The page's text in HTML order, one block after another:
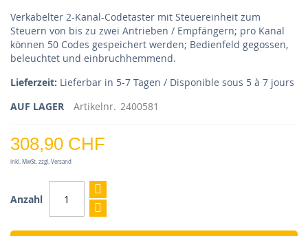
the
images
gallery
Verkabelter 2-Kanal-Codetaster mit Steuereinheit zum
Steuern von bis zu zwei Antrieben / Empfängern; pro Kanal
können 50 Codes gespeichert werden; Bedienfeld gegossen,
beleuchtet und einbruchhemmend.
Lieferzeit: Lieferbar in 5-7 Tagen / Disponible sous 5 à 7 jours
AUF LAGER
Artikelnr. 2400581
308,90 CHF
inkl. MwSt. zzgl. Versand
Anzahl